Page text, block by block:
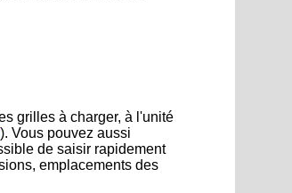
grilles à charger, à l'unité
). Vous pouvez aussi
de saisir rapidement
emplacements des